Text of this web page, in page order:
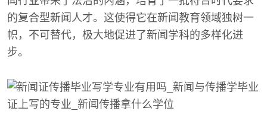
的复合型新闻人才。这使得它在新闻教育领域独树一
帜，不可替代，极大地促进了新闻学科的多样化进
步。